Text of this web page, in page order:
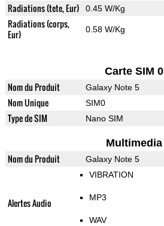
Radiations (tete, Eur) 0.45 W/Kg
Radiations (corps,
Eur)
0.58 W/Kg
Carte SIM 0
Nom du Produit Galaxy Note 5
Nom Unique SIM0
Type de SIM Nano SIM
Multimedia
Nom du Produit Galaxy Note 5
Alertes Audio
VIBRATION
MP3
WAV